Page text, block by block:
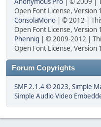
Open Font License, Version
ConsolaMono | © 2012 |
Open Font License, Version
Phennig | © 2009-2012 |
Open Font License, Version
Forum Copyrights
SMF 2.1.4 © 2023, Simple
Simple Audio Video